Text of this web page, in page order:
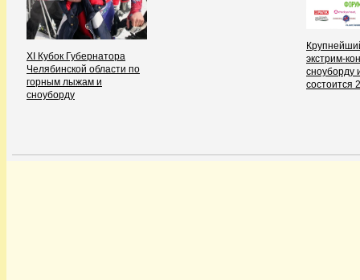
ХI Кубок Губернатора
Челябинской области по
горным лыжам и
сноуборду
экстрим-
сноуборду
состоится